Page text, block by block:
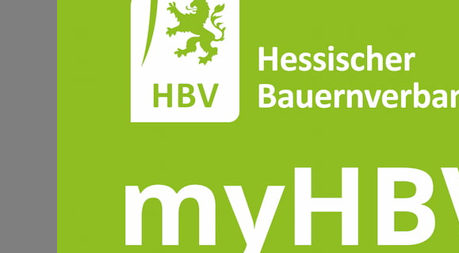
Armin Müller neuer
Armin Müller, Weilmünster-Essershausen,
Mitgliederversammlung der Deutschen Landsenioren
Müller, der seit 2018 auch Präsident des Hessischen
Landsenioren als Präsident führen. Gerold Schmidt,
ebenfalls einstimmig gewählt. Er folgt auf Gisbert